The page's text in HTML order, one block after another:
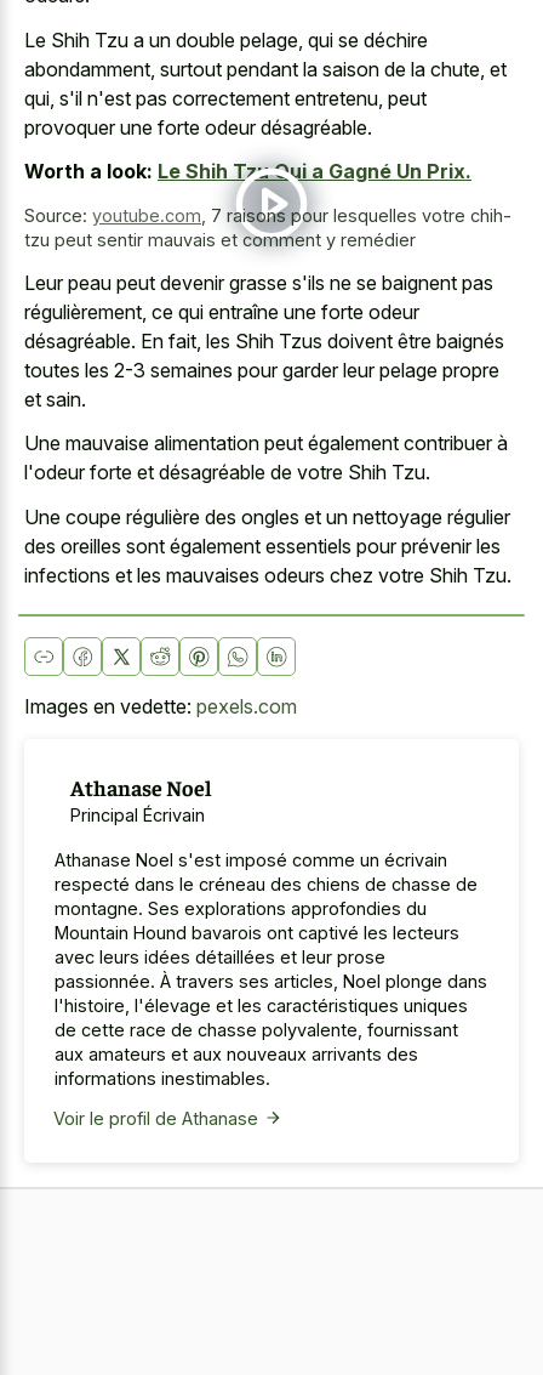
Le Shih Tzu a un double pelage, qui se déchire
abondamment, surtout pendant la saison de la chute, et
qui, s'il n'est pas correctement entretenu, peut
provoquer une forte odeur désagréable.
Worth a look: Le Shih Tzu Qui a Gagné Un Prix.
Source: youtube.com, 7 raisons pour lesquelles votre chih-
tzu peut sentir mauvais et comment y remédier
Leur peau peut devenir grasse s'ils ne se baignent pas
régulièrement, ce qui entraîne une forte odeur
désagréable. En fait, les Shih Tzus doivent être baignés
toutes les 2-3 semaines pour garder leur pelage propre
et sain.
Une mauvaise alimentation peut également contribuer à
l'odeur forte et désagréable de votre Shih Tzu.
Une coupe régulière des ongles et un nettoyage régulier
des oreilles sont également essentiels pour prévenir les
infections et les mauvaises odeurs chez votre Shih Tzu.
Images en vedette: pexels.com
Athanase Noel
Principal Écrivain
Athanase Noel s'est imposé comme un écrivain
respecté dans le créneau des chiens de chasse de
montagne. Ses explorations approfondies du
Mountain Hound bavarois ont captivé les lecteurs
avec leurs idées détaillées et leur prose
passionnée. À travers ses articles, Noel plonge dans
l'histoire, l'élevage et les caractéristiques uniques
de cette race de chasse polyvalente, fournissant
aux amateurs et aux nouveaux arrivants des
informations inestimables.
Voir le profil de Athanase